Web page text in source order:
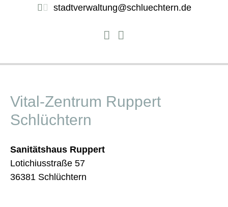
stadtverwaltung@schluechtern.de
Vital-Zentrum Ruppert
Schlüchtern
Sanitätshaus Ruppert
Lotichiusstraße 57
36381 Schlüchtern